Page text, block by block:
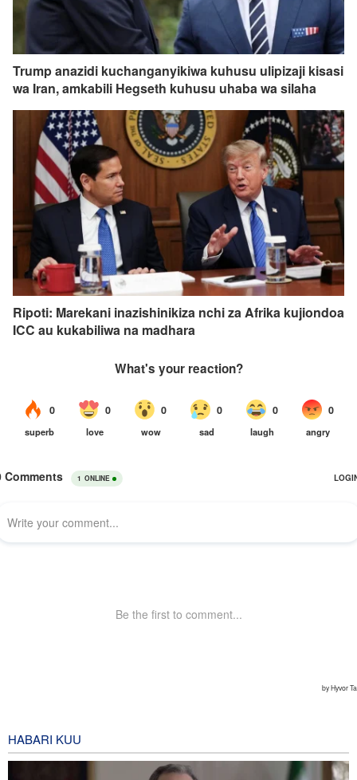
Trump anazidi kuchanganyikiwa kuhusu ulipizaji kisasi
wa Iran, amkabili Hegseth kuhusu uhaba wa silaha
Ripoti: Marekani inazishinikiza nchi za Afrika kujiondoa
ICC au kukabiliwa na madhara
HABARI KUU